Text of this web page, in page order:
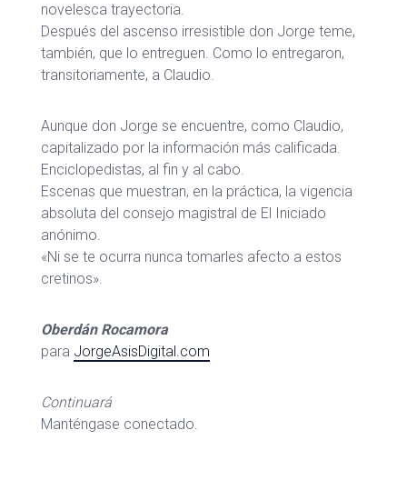
novelesca trayectoria.
Después del ascenso irresistible don Jorge teme,
también, que lo entreguen. Como lo entregaron,
transitoriamente, a Claudio.
Aunque don Jorge se encuentre, como Claudio,
capitalizado por la información más calificada.
Enciclopedistas, al fin y al cabo.
Escenas que muestran, en la práctica, la vigencia
absoluta del consejo magistral de El Iniciado
anónimo.
«Ni se te ocurra nunca tomarles afecto a estos
cretinos».
Oberdán Rocamora
para JorgeAsisDigital.com
Continuará
Manténgase conectado.